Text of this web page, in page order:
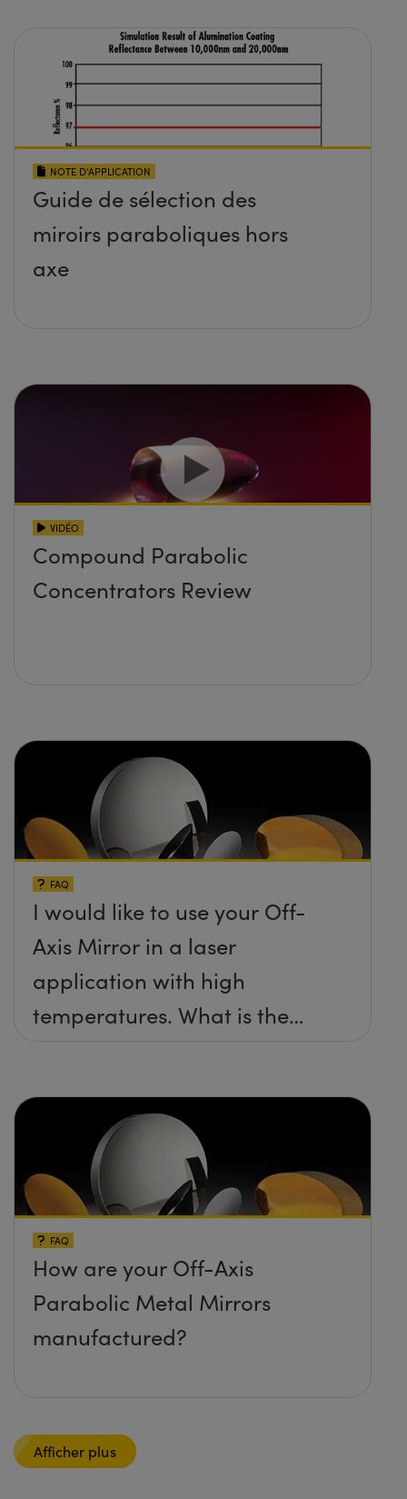
NOTE D’APPLICATION
Guide de sélection des
miroirs paraboliques hors
axe
VIDÉO
Compound Parabolic
Concentrators Review
FAQ
I would like to use your Off-
Axis Mirror in a laser
application with high
temperatures. What is the
mirrors can withstand?
FAQ
How are your Off-Axis
Parabolic Metal Mirrors
manufactured?
Afficher plus